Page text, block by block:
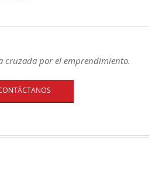
cruzada por el emprendimiento.